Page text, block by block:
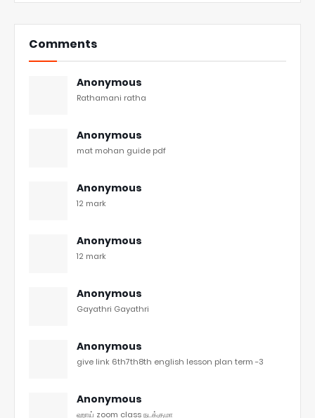
Comments
Anonymous
Rathamani ratha
Anonymous
mat mohan guide pdf
Anonymous
12 mark
Anonymous
12 mark
Anonymous
Gayathri Gayathri
Anonymous
give link 6th7th8th english lesson plan term -3
Anonymous
ஹாய் zoom class நடக்குமா